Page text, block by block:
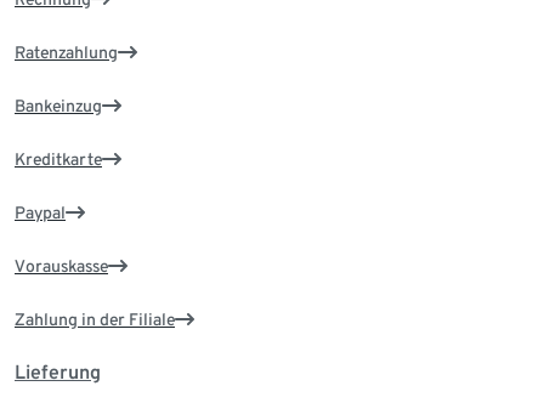
Ratenzahlung
Bankeinzug
Kreditkarte
Paypal
Vorauskasse
Zahlung in der Filiale
Lieferung